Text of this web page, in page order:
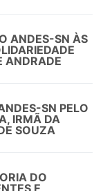
ANDES-SN ÀS
ANDRADE
SN PELO
IRMÃ DA
SOUZA
DO